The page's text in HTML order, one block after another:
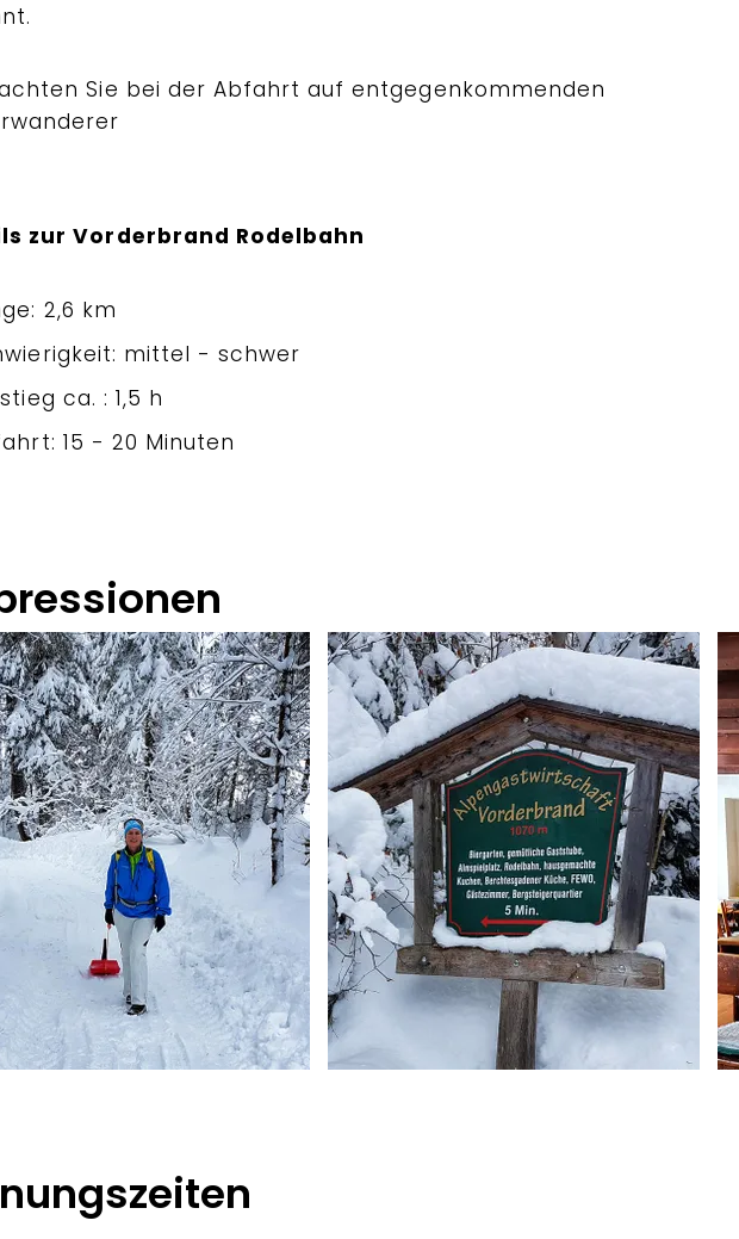
Sie bei der Abfahrt auf entgegenkommenden
zur Vorderbrand Rodelbahn
2,6 km
mittel - schwer
ca. : 1,5 h
15 - 20 Minuten